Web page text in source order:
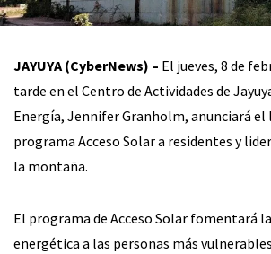
JAYUYA (CyberNews) – El jueves, 8 de
tarde en el Centro de Actividades de
Energía, Jennifer Granholm, anunciará
programa Acceso Solar a residentes y
la montaña.
El programa de Acceso Solar fomentará
energética a las personas más